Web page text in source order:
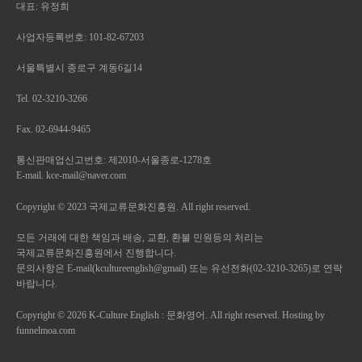
2. 범죄에 대한 수사상의 목적이 있거나
3. 업무상 연락을 위하여 회원의 정보(성명, 주소, 전화번호)를
사용하는 경우
5. 통계작성, 홍보자료, 학술연구 또는 시장조사를 위하여
제7조 (회원 탈퇴)
① 회원은 문화영어에 언제든지 탈퇴를 요청할 수 있으며
② 회원이 문화영어에서 이용 중인 서비스의 만기일이 지나지
제8조 (회원에 대한 통지)
① 문화영어가 회원에 대한 통지를 하는 경우, 회원이
문화영어에 제출한 전자우편 주소로 할 수 있습니다.
이상 문화영어 게시판에 게시함으로써 개별 통지에 갈음할 수
서비스 초기 화면에 게시합니다.
"정보통신망법")" 등 관련법을 위배하지 않는 범위에서
이 약관을 개정할 수 있습니다.
그 개정 약관의 적용일자 30일 전부터 적용 일자
전일까지 공지합니다. 다만, 회원에게 불리한 약관의
개정의 경우에는 공지 외에 일정 기간 서비스 내
수단을 통해 따로 명확히 통지하도록 합니다.
④회사가 전항에 따라 개정 약관을 공지 또는 통지하면서
회원에게 30일 기간 내에 의사표시를 하지 않으면
의사표시가 표명된 것으로 본다는 뜻을 명확하게 공지
또는 통지하였음에도 회원이 명시적으로 거부의
관리 회원제 서비스 이용에 따른 본인확인, 개인 식별,
불량회원의 부정 이용 방지와 비인가 사용 방지, 가입 의사
대리인 동의 여부 확인, 불만 처리 등 민원처리, 고지사항 전달,
이벤트 등 광고성 정보 전달, 인구통계학적 특성에 따른
개인정보의 보유 및 이용 기간
원칙적으로, 개인정보 수집 및 이용목적이 달성된 후에는 해당
보존할 필요가 있는 경우 회사는 아래와 같이 관계 법령에서
정한 일정한 기간 동안 회원 정보를 보관합니다.
전화번호, 자택 주소, 휴대전화번호, 이메일, 서비스 이용기록,
접속 로그, 쿠키, 접속 IP 정보, 결제기록
대표: 유정희
사업자등록번호: 101-82-67203
서울특별시 종로구 계동6길14
Tel. 02-3210-3266
Fax. 02-6944-9465
통신판매업신고번호: 제2010-서울종로-1278호
E-mail. kce-mail@naver.com
Copyright © 2023 국제교류문화진흥원. All right reserved.
모든 거래에 대한 책임과 배송, 교환, 환불 민원등의 처리는
국제교류문화진흥원에서 진행합니다.
문의사항은 E-mail(kcultureenglish@gmail) 또는 유선전화(02-3210-3265)로 연락
바랍니다.
Copyright © 2026 K-Culture English : 문화영어. All right reserved. Hosting by
funnelmoa.com